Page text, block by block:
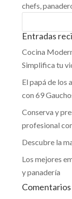
chefs,
Entradas
Cocina
Simplifica tu
El papá de los
con 69
Conserva y
profesional
Descubre la
Los mejores
y panadería